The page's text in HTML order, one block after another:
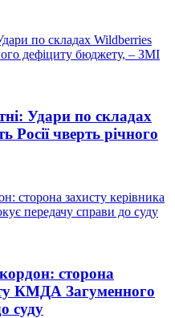
Удари по складах
чверть річного
сторона
КМДА Загуменного
суду